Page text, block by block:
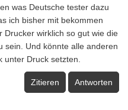
was Deutsche tester dazu
ich bisher mit bekommen
Drucker wirklich so gut wie die
sein. Und könnte alle anderen
unter Druck setzten.
Zitieren Antworten